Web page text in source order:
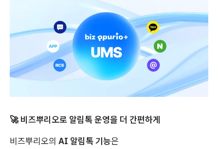
🚀 비즈뿌리오로 알림톡 운영을 더 간편하게
비즈뿌리오의 AI 알림톡 기능은